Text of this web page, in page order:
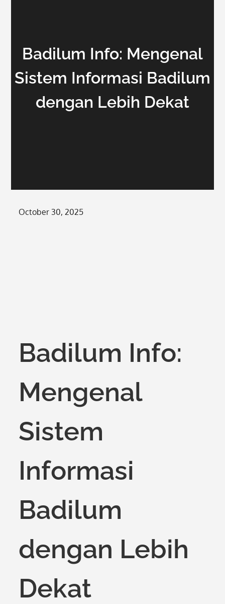
Badilum Info: Mengenal
Sistem Informasi Badilum
dengan Lebih Dekat
Posted
October 30, 2025
Badilum Info:
Mengenal
Sistem
Informasi
Badilum
dengan Lebih
Dekat